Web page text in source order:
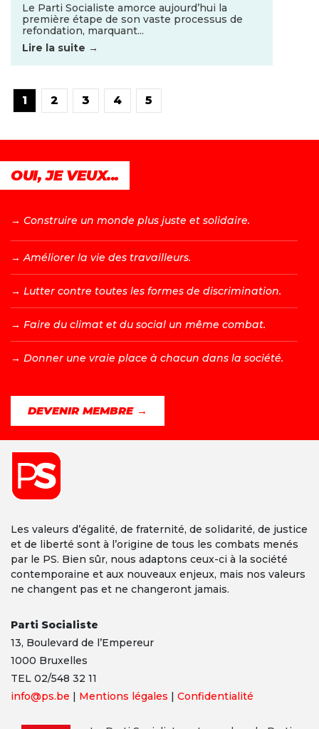
Le Parti Socialiste amorce aujourd’hui la
première étape de son vaste processus de
refondation, marquant...
Lire la suite →
1 2 3 4 5
Les valeurs d’égalité, de fraternité, de solidarité, de justice
et de liberté sont à l’origine de tous les combats menés
par le PS. Bien sûr, nous adaptons ceux-ci à la société
contemporaine et aux nouveaux enjeux, mais nos valeurs
ne changent pas et ne changeront jamais.
Parti Socialiste
13, Boulevard de l’Empereur
1000 Bruxelles
TEL 02/548 32 11
info@ps.be | Mentions légales | Confidentialité
OUI, JE VEUX...
→ Construire un monde plus juste et solidaire.
→ Améliorer la vie des travailleurs.
→ Lutter contre toutes les formes de discrimination.
→ Faire du climat et du social un même combat.
→ Donner une vraie place à chacun dans la société.
DEVENIR MEMBRE →